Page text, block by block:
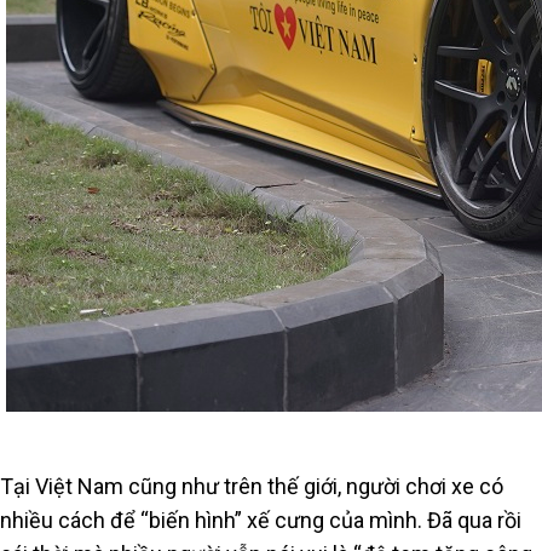
Tại Việt Nam cũng như trên thế giới, người chơi xe có
nhiều cách để “biến hình” xế cưng của mình. Đã qua rồi